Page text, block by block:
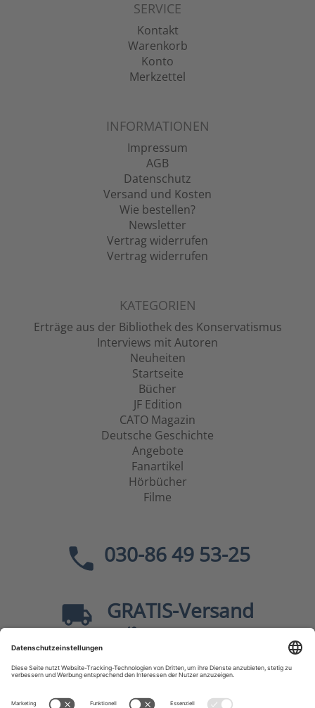
SERVICE
Kontakt
Warenkorb
Konto
Merkzettel
INFORMATIONEN
Impressum
AGB
Datenschutz
Versand und Kosten
Wie bestellen?
Newsletter
Vertrag widerrufen
Vertrag widerrufen
KATEGORIEN
Erträge aus der Bibliothek des Konservatismus
Interviews mit Autoren
Neuheiten
Startseite
Bücher
JF Edition
CATO Magazin
Deutsche Geschichte
Angebote
Fanartikel
Hörbücher
Filme
030-86 49 53-25
GRATIS-Versand
40
Sicher dank SSL